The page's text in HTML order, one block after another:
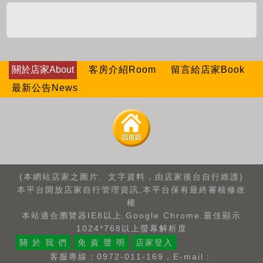
關於店家About 客房介紹Room
留言給店家Book
最新公告News
(本網站店家之圖片、文字資料，由店家後台自行維護)
本平台開放店家自行管理資訊,本平台保有最終審核修改
權
本站適合瀏覽器IE8以上.Google Chrome.最佳顯示
1024*768以上螢幕解析度
關 於 我 們
免 責 聲 明
店家登入
客服專線：0972-011-169，E-mail：